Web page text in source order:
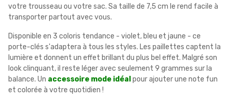
votre trousseau ou votre sac. Sa taille de 7,5 cm le rend facile à
transporter partout avec vous.
Disponible en 3 coloris tendance - violet, bleu et jaune - ce
porte-clés s'adaptera à tous les styles. Les paillettes captent la
lumière et donnent un effet brillant du plus bel effet. Malgré son
look clinquant, il reste léger avec seulement 9 grammes sur la
balance. Un accessoire mode idéal pour ajouter une note fun
et colorée à votre quotidien !